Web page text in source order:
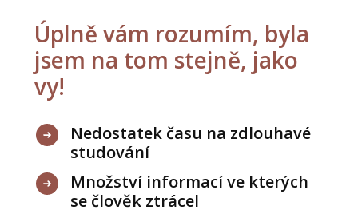
Úplně vám rozumím, byla
jsem na tom stejně, jako
vy!
Nedostatek času na zdlouhavé
studování
Množství informací ve kterých
se člověk ztrácel